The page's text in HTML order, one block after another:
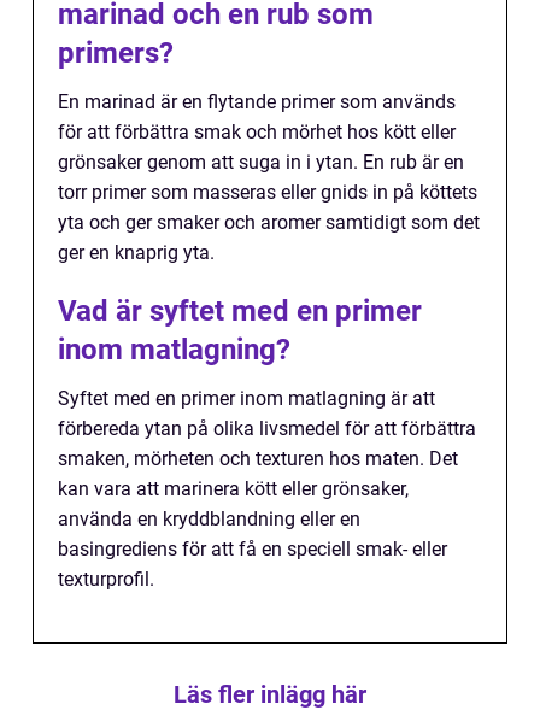
marinad och en rub som
primers?
En marinad är en flytande primer som används
för att förbättra smak och mörhet hos kött eller
grönsaker genom att suga in i ytan. En rub är en
torr primer som masseras eller gnids in på köttets
yta och ger smaker och aromer samtidigt som det
ger en knaprig yta.
Vad är syftet med en primer
inom matlagning?
Syftet med en primer inom matlagning är att
förbereda ytan på olika livsmedel för att förbättra
smaken, mörheten och texturen hos maten. Det
kan vara att marinera kött eller grönsaker,
använda en kryddblandning eller en
basingrediens för att få en speciell smak- eller
texturprofil.
Läs fler inlägg här